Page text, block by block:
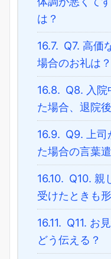
は？
16.7. Q7. 高価
場合のお礼は？
16.8. Q8. 入院
た場合、退院
16.9. Q9. 上司
た場合の言葉
16.10. Q10. 親
受けたときも
16.11. Q11. お
どう伝える？